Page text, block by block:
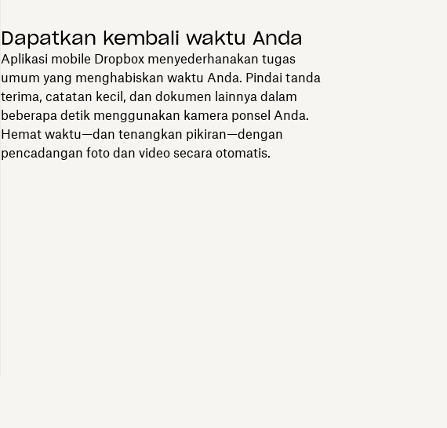
Dapatkan kembali waktu Anda
Aplikasi mobile Dropbox menyederhanakan tugas
umum yang menghabiskan waktu Anda. Pindai tanda
terima, catatan kecil, dan dokumen lainnya dalam
beberapa detik menggunakan kamera ponsel Anda.
Hemat waktu—dan tenangkan pikiran—dengan
pencadangan foto dan video secara otomatis.